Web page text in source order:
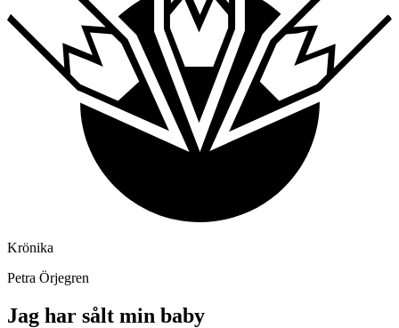
Krönika
Petra Örjegren
Jag har sålt min baby